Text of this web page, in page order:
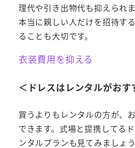
理代や引き出物代も抑えられま
本当に親しい人だけを招待す
ることも大切です。
衣装費用を抑える
＜ドレスはレンタルがおす
買うよりもレンタルの方が、
できます。式場と提携してる
ンタルプランも見てみましょう